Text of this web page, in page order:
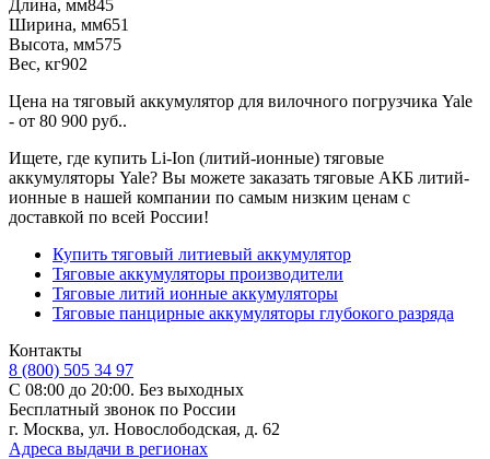
Длина, мм845
Ширина, мм651
Высота, мм575
Вес, кг902
Цена на тяговый аккумулятор для вилочного погрузчика Yale
- от 80 900 руб..
Ищете, где купить Li-Ion (литий-ионные) тяговые
аккумуляторы Yale? Вы можете заказать тяговые АКБ литий-
ионные в нашей компании по самым низким ценам с
доставкой по всей России!
Купить тяговый литиевый аккумулятор
Тяговые аккумуляторы производители
Тяговые литий ионные аккумуляторы
Тяговые панцирные аккумуляторы глубокого разряда
Контакты
8 (800) 505 34 97
С 08:00 до 20:00. Без выходных
Бесплатный звонок по России
г. Москва, ул. Новослободская, д. 62
Адреса выдачи в регионах